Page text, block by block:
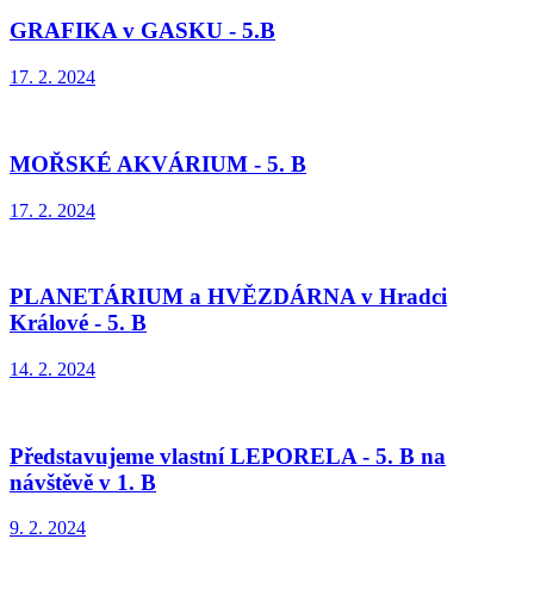
GRAFIKA v GASKU - 5.B
17. 2. 2024
MOŘSKÉ AKVÁRIUM - 5. B
17. 2. 2024
PLANETÁRIUM a HVĚZDÁRNA v Hradci
Králové - 5. B
14. 2. 2024
Představujeme vlastní LEPORELA - 5. B na
návštěvě v 1. B
9. 2. 2024